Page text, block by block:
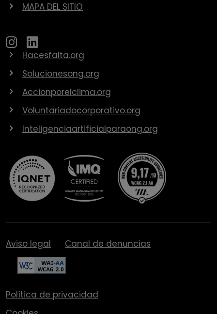
MAPA DEL SITIO
Hacesfalta.org
Solucionesong.org
Accionporelclima.org
Voluntariadocorporativo.org
Inteligenciaartificialparaong.org
Aviso legal Canal de denuncias
Política de privacidad